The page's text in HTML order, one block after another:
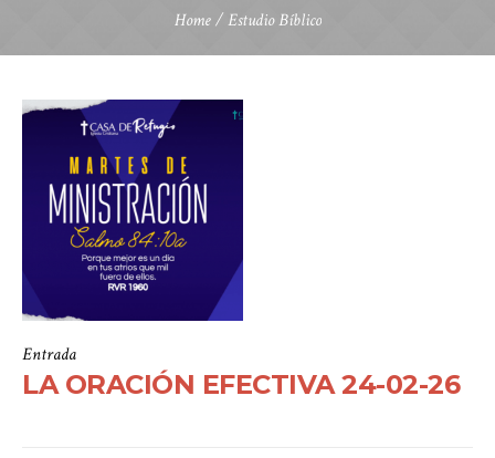
Home /Estudio Bíblico
Entrada
LA ORACIÓN EFECTIVA 24-02-26